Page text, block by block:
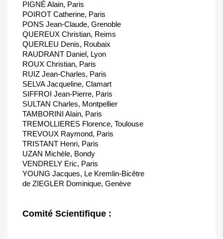
PIGNÉ Alain, Paris
POIROT Catherine, Paris
PONS Jean-Claude, Grenoble
QUEREUX Christian, Reims
QUERLEU Denis, Roubaix
RAUDRANT Daniel, Lyon
ROUX Christian, Paris
RUIZ Jean-Charles, Paris
SELVA Jacqueline, Clamart
SIFFROI Jean-Pierre, Paris
SULTAN Charles, Montpellier
TAMBORINI Alain, Paris
TREMOLLIERES Florence, Toulouse
TREVOUX Raymond, Paris
TRISTANT Henri, Paris
UZAN Michèle, Bondy
VENDRELY Eric, Paris
YOUNG Jacques, Le Kremlin-Bicêtre
de ZIEGLER Dominique, Genève
Comité Scientifique :